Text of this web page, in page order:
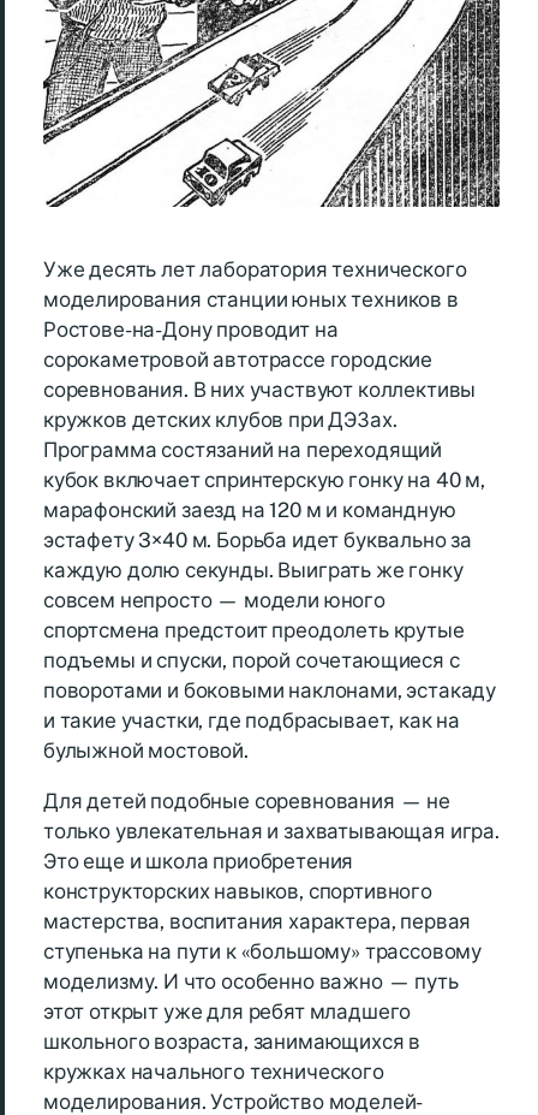
Уже десять лет лаборатория технического
моделирования станции юных техников в
Ростове-на-Дону проводит на
сорокаметровой автотрассе городские
соревнования. В них участвуют коллективы
кружков детских клубов при ДЭЗах.
Программа состязаний на переходящий
кубок включает спринтерскую гонку на 40 м,
марафонский заезд на 120 м и командную
эстафету 3×40 м. Борьба идет буквально за
каждую долю секунды. Выиграть же гонку
совсем непросто — модели юного
спортсмена предстоит преодолеть крутые
подъемы и спуски, порой сочетающиеся с
поворотами и боковыми наклонами, эстакаду
и такие участки, где подбрасывает, как на
булыжной мостовой.
Для детей подобные соревнования — не
только увлекательная и захватывающая игра.
Это еще и школа приобретения
конструкторских навыков, спортивного
мастерства, воспитания характера, первая
ступенька на пути к «большому» трассовому
моделизму. И что особенно важно — путь
этот открыт уже для ребят младшего
школьного возраста, занимающихся в
кружках начального технического
моделирования. Устройство моделей-